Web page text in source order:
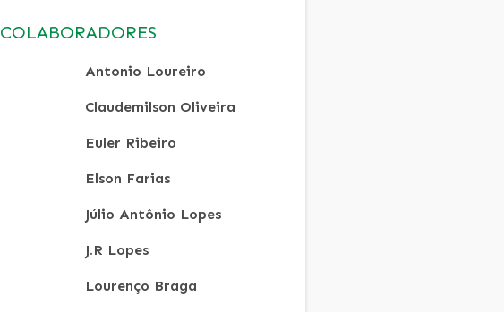
COLABORADORES
Antonio Loureiro
Claudemilson Oliveira
Euler Ribeiro
Elson Farias
Júlio Antônio Lopes
J.R Lopes
Lourenço Braga